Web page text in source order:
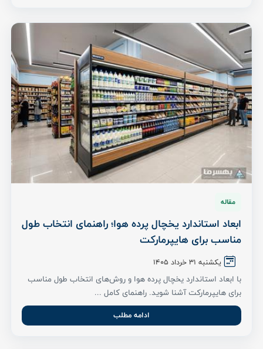
مقاله
ابعاد استاندارد یخچال پرده هوا؛ راهنمای انتخاب طول
مناسب برای هایپرمارکت
یکشنبه 31 خرداد ۱۴۰۵
با ابعاد استاندارد یخچال پرده هوا و روش‌های انتخاب طول مناسب
برای هایپرمارکت آشنا شوید. راهنمای کامل ...
ادامه مطلب